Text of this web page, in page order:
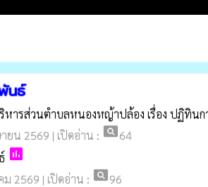
นธ์
ริหารส่วนตำบลหนองหญ้าปล้อง เรื่อง ปฏิทิ
ยน 2569 | เปิดอ่าน : pageview64
poll
2569 | เปิดอ่าน : pageview96